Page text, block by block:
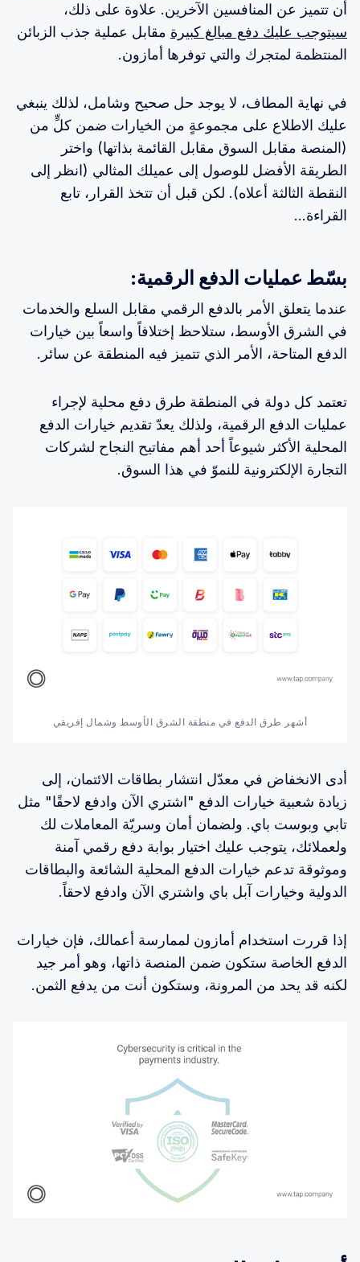
أن تتميز عن المنافسين الآخرين. علاوة على ذلك،
سيتوجب عليك دفع مبالغ كبيرة مقابل عملية جذب الزبائن
المنتظمة لمتجرك والتي توفرها أمازون.
في نهاية المطاف، لا يوجد حل صحيح وشامل، لذلك ينبغي
عليك الاطلاع على مجموعةٍ من الخيارات ضمن كلٍّ من
(المنصة مقابل السوق مقابل القائمة بذاتها) واختر
الطريقة الأفضل للوصول إلى عميلك المثالي (انظر إلى
النقطة الثالثة أعلاه). لكن قبل أن تتخذ القرار، تابع
القراءة…
بسّط عمليات الدفع الرقمية:
عندما يتعلق الأمر بالدفع الرقمي مقابل السلع والخدمات
في الشرق الأوسط، ستلاحظ إختلافاً واسعاً بين خيارات
الدفع المتاحة، الأمر الذي تتميز فيه المنطقة عن سائر.
تعتمد كل دولة في المنطقة طرق دفع محلية لإجراء
عمليات الدفع الرقمية، ولذلك يعدّ تقديم خيارات الدفع
المحلية الأكثر شيوعاً أحد أهم مفاتيح النجاح لشركات
التجارة الإلكترونية للنموّ في هذا السوق.
أشهر طرق الدفع في منطقة الشرق الأوسط وشمال إفريقي
أدى الانخفاض في معدّل انتشار بطاقات الائتمان، إلى
زيادة شعبية خيارات الدفع "اشتري الآن وادفع لاحقًا" مثل
تابي وبوست باي. ولضمان أمان وسريّة المعاملات لك
ولعملائك، يتوجب عليك اختيار بوابة دفع رقمي آمنة
وموثوقة تدعم خيارات الدفع المحلية الشائعة والبطاقات
الدولية وخيارات آبل باي واشتري الآن وادفع لاحقاً.
إذا قررت استخدام أمازون لممارسة أعمالك، فإن خيارات
الدفع الخاصة ستكون ضمن المنصة ذاتها، وهو أمر جيد
لكنه قد يحد من المرونة، وستكون أنت من يدفع الثمن.